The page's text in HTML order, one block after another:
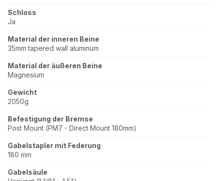
Schloss
Ja
Material der inneren Beine
35mm tapered wall aluminum
Material der äußeren Beine
Magnesium
Gewicht
2050g
Befestigung der Bremse
Post Mount (PM7 - Direct Mount 180mm)
Gabelstapler mit Federung
180 mm
Gabelsäule